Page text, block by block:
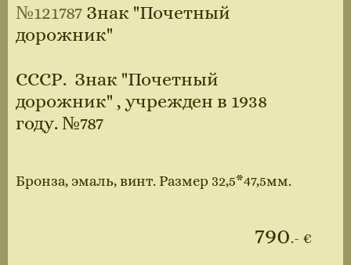
№121787 Знак "Почетный
дорожник"
СССР. Знак "Почетный
дорожник" , учрежден в 1938
году. №787
Бронза, эмаль, винт. Размер 32,5*47,5мм.
790.- €